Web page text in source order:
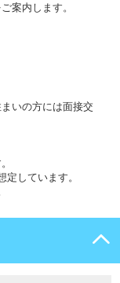
案内します。
いの方には面接交
しています。